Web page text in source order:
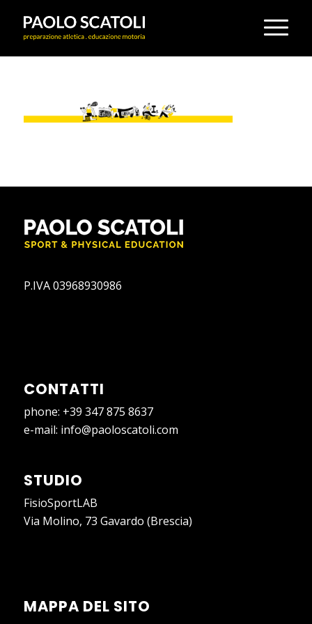
P.IVA 03968930986
CONTATTI
phone: +39 347 875 8637
e-mail: info@paoloscatoli.com
STUDIO
FisioSportLAB
Via Molino, 73 Gavardo (Brescia)
MAPPA DEL SITO